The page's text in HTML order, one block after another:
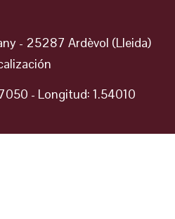
- 25287 Ardèvol (Lleida)
- Longitud: 1.54010